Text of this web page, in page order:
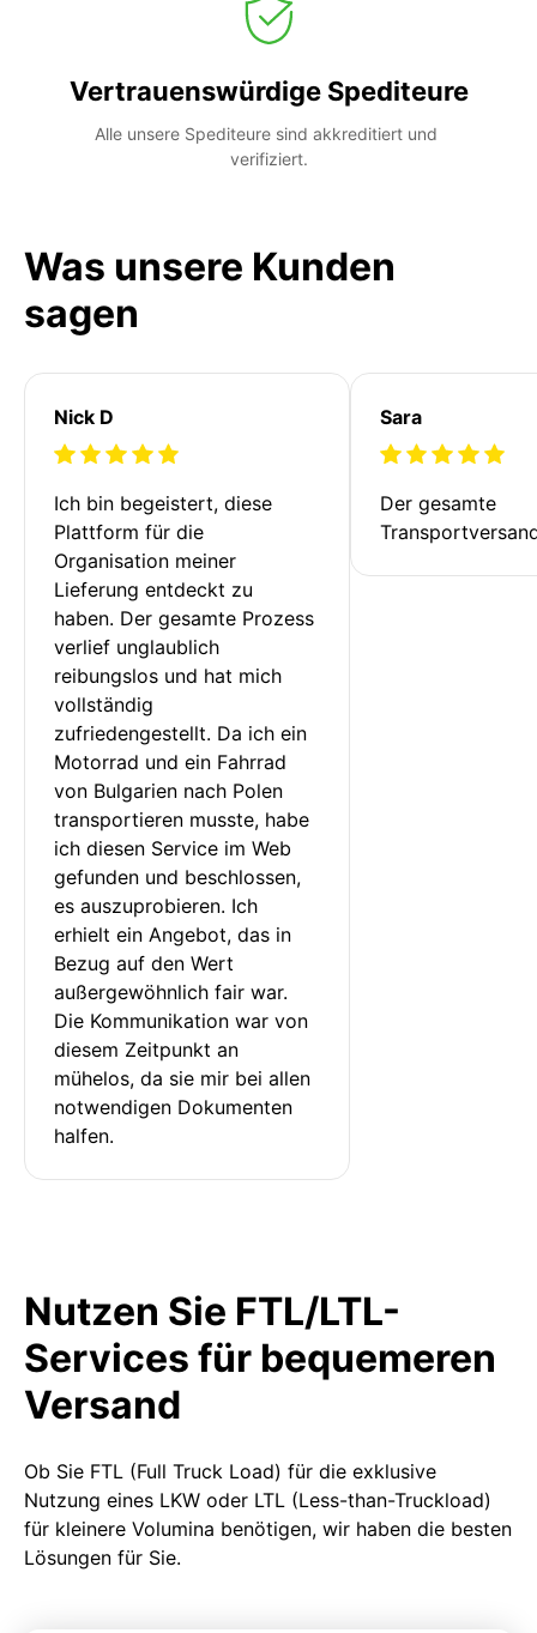
Vertrauenswürdige Spediteure
Alle unsere Spediteure sind akkreditiert und
verifiziert.
Was unsere Kunden
sagen
Nick D
Ich bin begeistert, diese
Plattform für die
Organisation meiner
Lieferung entdeckt zu
haben. Der gesamte Prozess
verlief unglaublich
reibungslos und hat mich
vollständig
zufriedengestellt. Da ich ein
Motorrad und ein Fahrrad
von Bulgarien nach Polen
transportieren musste, habe
ich diesen Service im Web
gefunden und beschlossen,
es auszuprobieren. Ich
erhielt ein Angebot, das in
Bezug auf den Wert
außergewöhnlich fair war.
Die Kommunikation war von
diesem Zeitpunkt an
mühelos, da sie mir bei allen
notwendigen Dokumenten
halfen.
Sara
Der gesamte
Nutzen Sie FTL/LTL-
Services für bequemeren
Versand
Ob Sie FTL (Full Truck Load) für die exklusive
Nutzung eines LKW oder LTL (Less-than-Truckload)
für kleinere Volumina benötigen, wir haben die besten
Lösungen für Sie.